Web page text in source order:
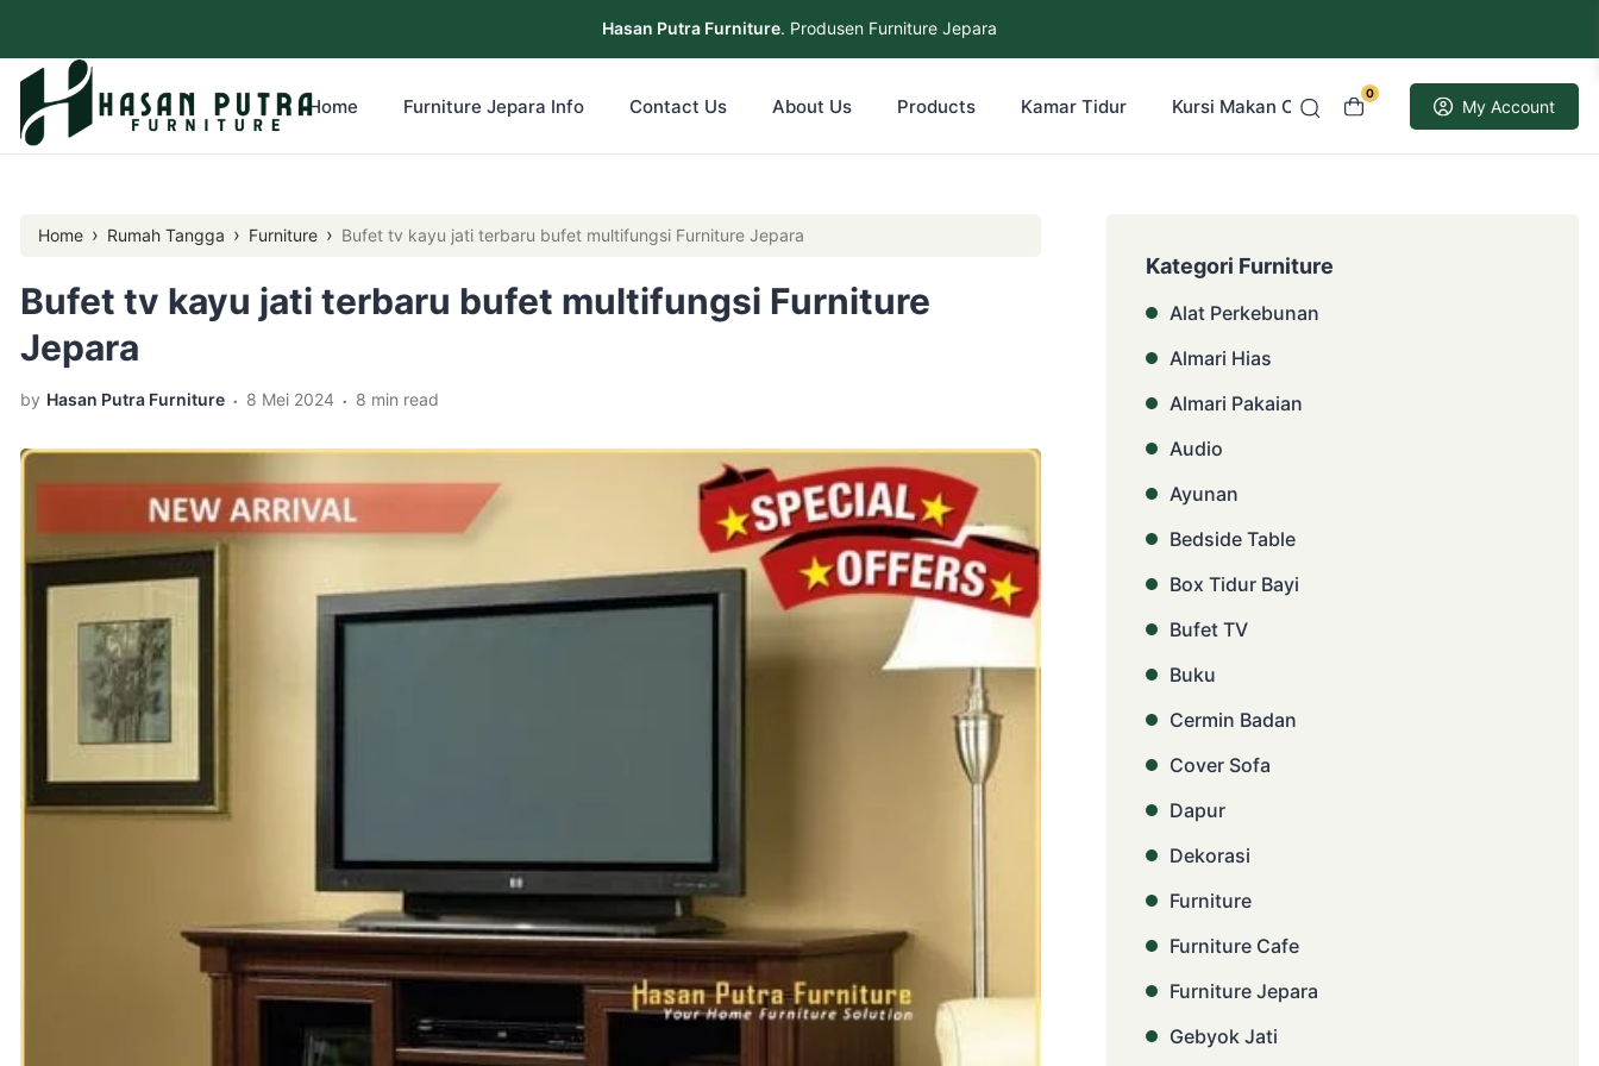
Hasan Putra Furniture. Produsen Furniture Jepara
0
My Account
Home Furniture Jepara Info Contact Us About Us Products Kamar Tidur Kursi Makan Cafe Resto Kusen Pintu Jati
Home › Rumah Tangga › Furniture › Bufet tv kayu jati terbaru bufet multifungsi Furniture Jepara
Bufet tv kayu jati terbaru bufet multifungsi Furniture
Jepara
by Hasan Putra Furniture . 8 Mei 2024 . 8 min read
Kategori Furniture
Alat Perkebunan
Almari Hias
Almari Pakaian
Audio
Ayunan
Bedside Table
Box Tidur Bayi
Bufet TV
Buku
Cermin Badan
Cover Sofa
Dapur
Dekorasi
Furniture
Furniture Cafe
Furniture Jepara
Gebyok Jati